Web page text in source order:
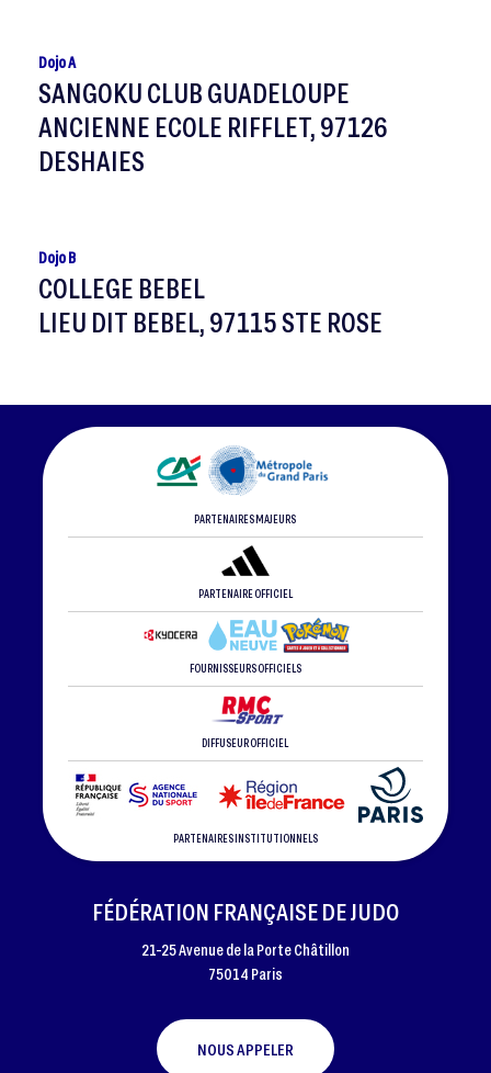
Dojo A
SANGOKU CLUB GUADELOUPE
ANCIENNE ECOLE RIFFLET, 97126
DESHAIES
Dojo B
COLLEGE BEBEL
LIEU DIT BEBEL, 97115 STE ROSE
PARTENAIRES MAJEURS
PARTENAIRE OFFICIEL
FOURNISSEURS OFFICIELS
DIFFUSEUR OFFICIEL
PARTENAIRES INSTITUTIONNELS
FÉDÉRATION FRANÇAISE DE JUDO
21-25 Avenue de la Porte Châtillon
75014 Paris
NOUS APPELER